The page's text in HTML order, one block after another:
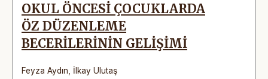
OKUL ÖNCESİ ÇOCUKLARDA
ÖZ DÜZENLEME
BECERİLERİNİN GELİŞİMİ
Feyza Aydın İlkay Ulutaş